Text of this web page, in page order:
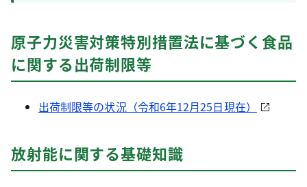
原子力災害対策特別措置法に基づく食品
に関する出荷制限等
出荷制限等の状況（令和6年12月25日現在）
放射能に関する基礎知識